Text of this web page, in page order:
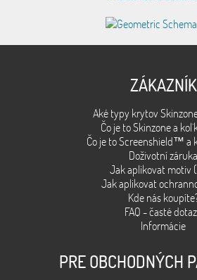
ZÁKAZNÍK
Aké typy krytov
Čo je to Skinzone a
Čo je to Screenshield™ a
Doživotní záruka
Jak aplikovat motiv
Jak aplikovat
Kde nás
FAQ - časté
Informácie
PRE OBCHODNÝCH